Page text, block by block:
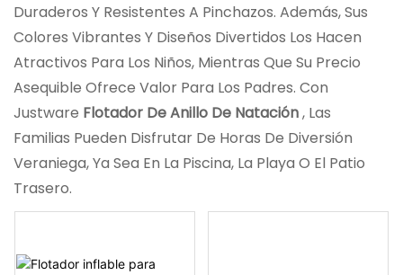
Duraderos Y Resistentes A Pinchazos. Además, Sus
Colores Vibrantes Y Diseños Divertidos Los Hacen
Atractivos Para Los Niños, Mientras Que Su Precio
Asequible Ofrece Valor Para Los Padres. Con
Justware Flotador De Anillo De Natación, Las
Familias Pueden Disfrutar De Horas De Diversión
Veraniega, Ya Sea En La Piscina, La Playa O El Patio
Trasero.